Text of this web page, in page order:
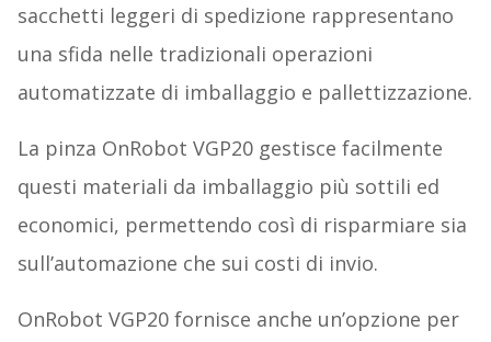
sacchetti leggeri di spedizione rappresentano
una sfida nelle tradizionali operazioni
automatizzate di imballaggio e pallettizzazione.
La pinza OnRobot VGP20 gestisce facilmente
questi materiali da imballaggio più sottili ed
economici, permettendo così di risparmiare sia
sull’automazione che sui costi di invio.
OnRobot VGP20 fornisce anche un’opzione per